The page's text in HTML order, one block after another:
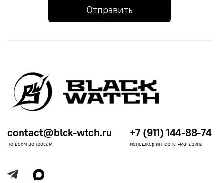
Отправить
contact@blck-wtch.ru
по всем вопросам
+7 (911) 144-88-74
менеджер интернет-магазина